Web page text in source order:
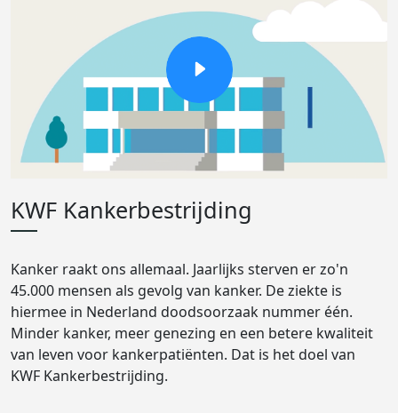
KWF Kankerbestrijding
Kanker raakt ons allemaal. Jaarlijks sterven er zo'n
45.000 mensen als gevolg van kanker. De ziekte is
hiermee in Nederland doodsoorzaak nummer één.
Minder kanker, meer genezing en een betere kwaliteit
van leven voor kankerpatiënten. Dat is het doel van
KWF Kankerbestrijding.